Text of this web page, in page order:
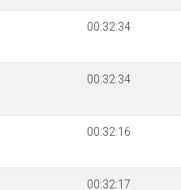
00:32:34
00:32:34
00:32:16
00:32:17